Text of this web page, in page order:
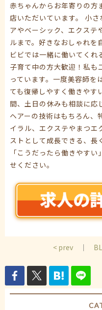
赤ちゃんからお年寄りの方
店いただいています。 小
アやベーシック、エクステ
ルまで。好きなおしゃれを
ビビでは一緒に働いてくれ
子育て中の方大歓迎！私も
っています。一度美容師を
ても復帰しやすく働きやす
間、土日の休みも相談に応
ヘアーの技術はもちろん、
イラル、エクステやまつエ
ストとして成長できる、長
「こうだったら働きやす
せください。
< prev ｜